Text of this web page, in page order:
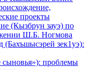
проекты
(Кызбрун зауэ) по
Ш.Б. Ногмова
(Бахъшысэрей зек1уэ):
сыновья»): проблемы